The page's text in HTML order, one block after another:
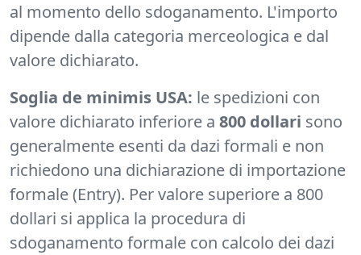
al momento dello sdoganamento. L'importo
dipende dalla categoria merceologica e dal
valore dichiarato.
Soglia de minimis USA: le spedizioni con
valore dichiarato inferiore a 800 dollari sono
generalmente esenti da dazi formali e non
richiedono una dichiarazione di importazione
formale (Entry). Per valore superiore a 800
dollari si applica la procedura di
sdoganamento formale con calcolo dei dazi